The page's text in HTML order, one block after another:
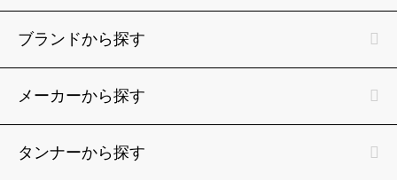
ブランドから探す
メーカーから探す
タンナーから探す